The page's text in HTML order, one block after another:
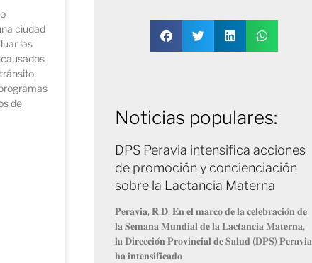
ciudad
las
de
Noticias populares:
DPS Peravia intensifica acciones
de promoción y concienciación
sobre la Lactancia Materna
𝐏𝐞𝐫𝐚𝐯𝐢𝐚, 𝐑.𝐃. 𝐄𝐧 𝐞𝐥 𝐦𝐚𝐫𝐜𝐨 𝐝𝐞 𝐥𝐚 𝐜𝐞𝐥𝐞𝐛𝐫𝐚𝐜𝐢𝐨́𝐧 𝐝𝐞
𝐥𝐚 𝐒𝐞𝐦𝐚𝐧𝐚 𝐌𝐮𝐧𝐝𝐢𝐚𝐥 𝐝𝐞 𝐥𝐚 𝐋𝐚𝐜𝐭𝐚𝐧𝐜𝐢𝐚 𝐌𝐚𝐭𝐞𝐫𝐧𝐚,
𝐥𝐚 𝐃𝐢𝐫𝐞𝐜𝐜𝐢𝐨́𝐧 𝐏𝐫𝐨𝐯𝐢𝐧𝐜𝐢𝐚𝐥 𝐝𝐞 𝐒𝐚𝐥𝐮𝐝 (𝐃𝐏𝐒) 𝐏𝐞𝐫𝐚𝐯𝐢𝐚
𝐡𝐚 𝐢𝐧𝐭𝐞𝐧𝐬𝐢𝐟𝐢𝐜𝐚𝐝𝐨